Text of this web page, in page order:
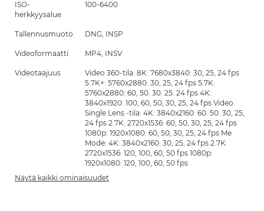
ISO-
herkkyysalue
100-6400
Tallennusmuoto DNG, INSP
Videoformaatti MP4, INSV
Videotaajuus
Video 360-tila: 8K: 7680x3840: 30, 25, 24 fps
5.7K+: 5760x2880: 30, 25, 24 fps 5.7K:
5760x2880: 60, 50. 30. 25. 24 fps 4K:
3840x1920: 100, 60, 50, 30, 25, 24 fps Video
Single Lens -tila: 4K: 3840x2160: 60. 50. 30, 25,
24 fps 2.7K: 2720x1536: 60, 50, 30, 25, 24 fps
1080p: 1920x1080: 60, 50, 30, 25, 24 fps Me
Mode: 4K: 3840x2160: 30, 25, 24 fps 2.7K:
2720x1536: 120, 100, 60, 50 fps 1080p:
1920x1080: 120, 100, 60, 50 fps
Näytä kaikki ominaisuudet